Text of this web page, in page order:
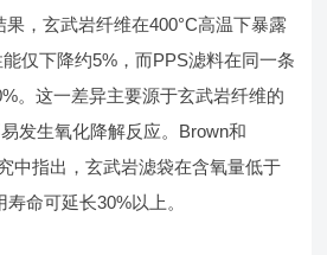
，玄武岩纤维在400°C高温下暴露
仅下降约5%，而PPS滤料在同一条
。这一差异主要源于玄武岩纤维的
发生氧化降解反应。Brown和
中指出，玄武岩滤袋在含氧量低于
命可延长30%以上。